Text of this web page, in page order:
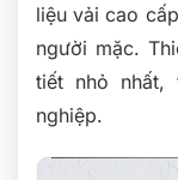
liệu vải cao
người mặc.
tiết nhỏ nhất,
nghiệp.